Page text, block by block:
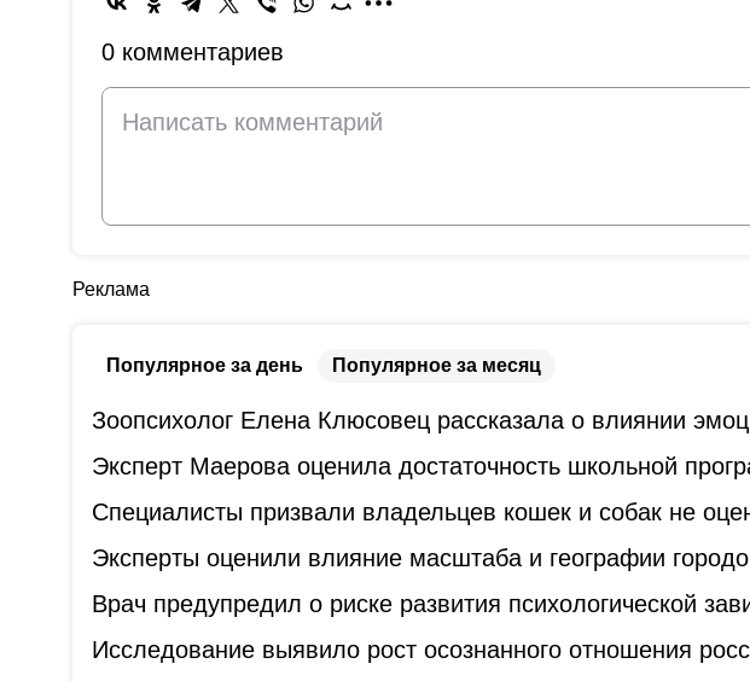
0 комментариев
Реклама
Популярное за день Популярное за месяц
Зоопсихолог Елена Клюсовец рассказала о влиянии
Эксперт Маерова оценила достаточность школьной
Специалисты призвали владельцев кошек и собак не
Эксперты оценили влияние масштаба и географии
Врач предупредил о риске развития психологической
Исследование выявило рост осознанного отношения